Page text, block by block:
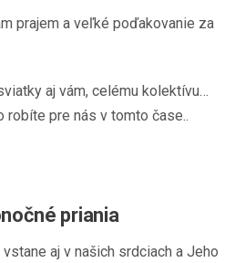
prajem a veľké poďakovanie za
aj vám, celému kolektívu…
robíte pre nás v tomto čase..
priania
aj v našich srdciach a Jeho